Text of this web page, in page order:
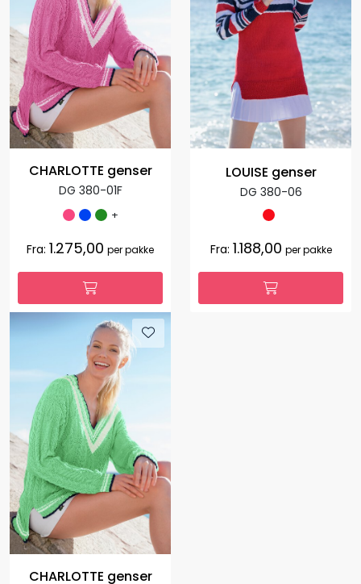
CHARLOTTE genser
DG 380-01F
+
Fra: 1.275,00 per pakke
LOUISE genser
DG 380-06
Fra: 1.188,00 per pakke
CHARLOTTE genser